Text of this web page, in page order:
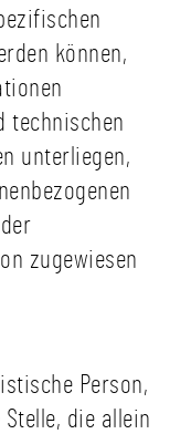
können,
technischen
unterliegen,
zugewiesen
Person,
die allein